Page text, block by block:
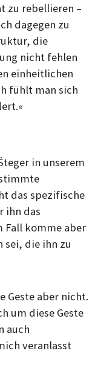
zu rebellieren –
dagegen zu
die
nicht fehlen
einheitlichen
fühlt man sich
in unserem
das spezifische
ihn das
Fall komme aber
sei, die ihn zu
Geste aber nicht.
um diese Geste
auch
veranlasst